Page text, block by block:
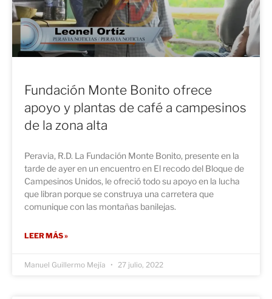
Fundación Monte Bonito ofrece
apoyo y plantas de café a campesinos
de la zona alta
Peravia, R.D. La Fundación Monte Bonito, presente en la
tarde de ayer en un encuentro en El recodo del Bloque de
Campesinos Unidos, le ofreció todo su apoyo en la lucha
que libran porque se construya una carretera que
comunique con las montañas banilejas.
LEER MÁS »
Manuel Guillermo Mejía 27 julio, 2022